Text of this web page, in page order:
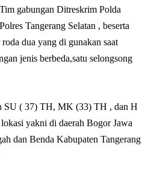
gabungan Ditreskrim Polda
Tangerang Selatan , beserta
dua yang di gunakan saat
jenis berbeda,satu selongsong
SU ( 37) TH, MK (33) TH , dan H
yakni di daerah Bogor Jawa
dan Benda Kabupaten Tangerang